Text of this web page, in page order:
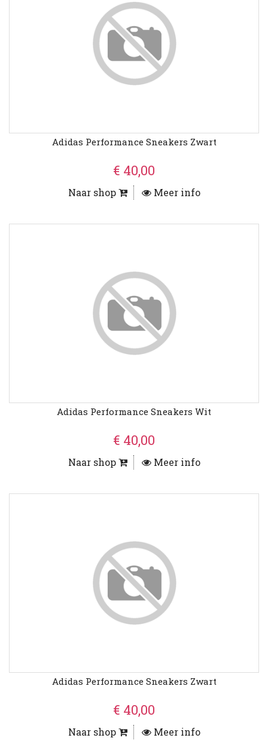
Adidas Performance Sneakers Zwart
€ 40,00
Naar shop Meer info
Adidas Performance Sneakers Wit
€ 40,00
Naar shop Meer info
Adidas Performance Sneakers Zwart
€ 40,00
Naar shop Meer info